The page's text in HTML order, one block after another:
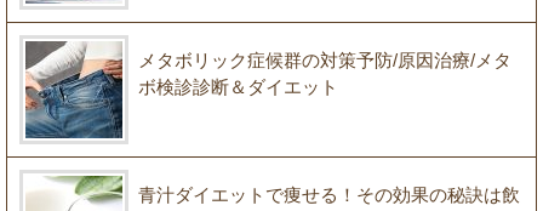
メタボリック症候群の対策予防/原因治療/メタ
ボ検診診断＆ダイエット
青汁ダイエットで痩せる！その効果の秘訣は飲